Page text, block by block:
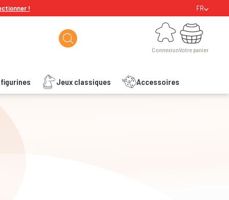
! FR
Connexion
Connexion
Jeux classiques Accessoires
Votre panier
Votre panier